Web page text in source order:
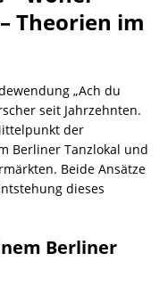
Theorien im
„Ach du
seit Jahrzehnten.
der
Berliner Tanzlokal und
Beide Ansätze
dieses
Berliner